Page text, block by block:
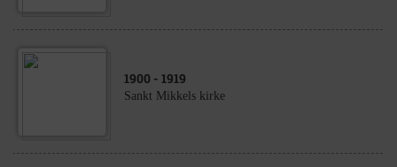
1900 - 1919
Sankt Mikkels kirke